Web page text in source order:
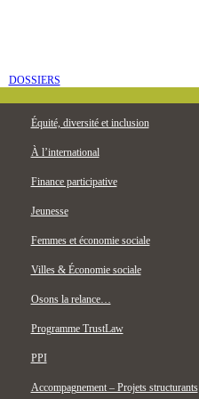
collectif, c’est quoi?
Entrepreneuriat collectif jeunesse
c’est quoi?
SISMIC
SISMIC
nationaux
trouver
DOSSIERS
Équité, diversité et inclusion
À l’international
Finance participative
Jeunesse
Femmes et économie sociale
Villes & Économie sociale
Osons la relance…
Programme TrustLaw
PPI
Accompagnement – Projets structurants
OFFRES D’EMPLOI